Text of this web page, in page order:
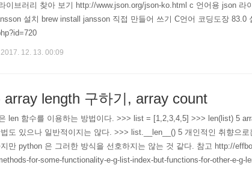
이브러리 찾아 보기 http://www.json.org/json-ko.html c 언어용 json
설치 brew install jansson 직접 만들어 쓰기 C언어 코딩도장
2017. 12. 13. 00:09
array length 구하기, array count
len 함수를 이용하는 방법이다. >>> list = [1,2,3,4,5] >>> len(list) 5
도 있으나 일반적이지는 않다. >>> list.__len__() 5 개인적인 취향으
만 python 은 그러한 방식을 선호하지는 않는 것 같다. 참고 http://
for-some-functionality-e-g-list-index-but-functions-for-other-e-g-